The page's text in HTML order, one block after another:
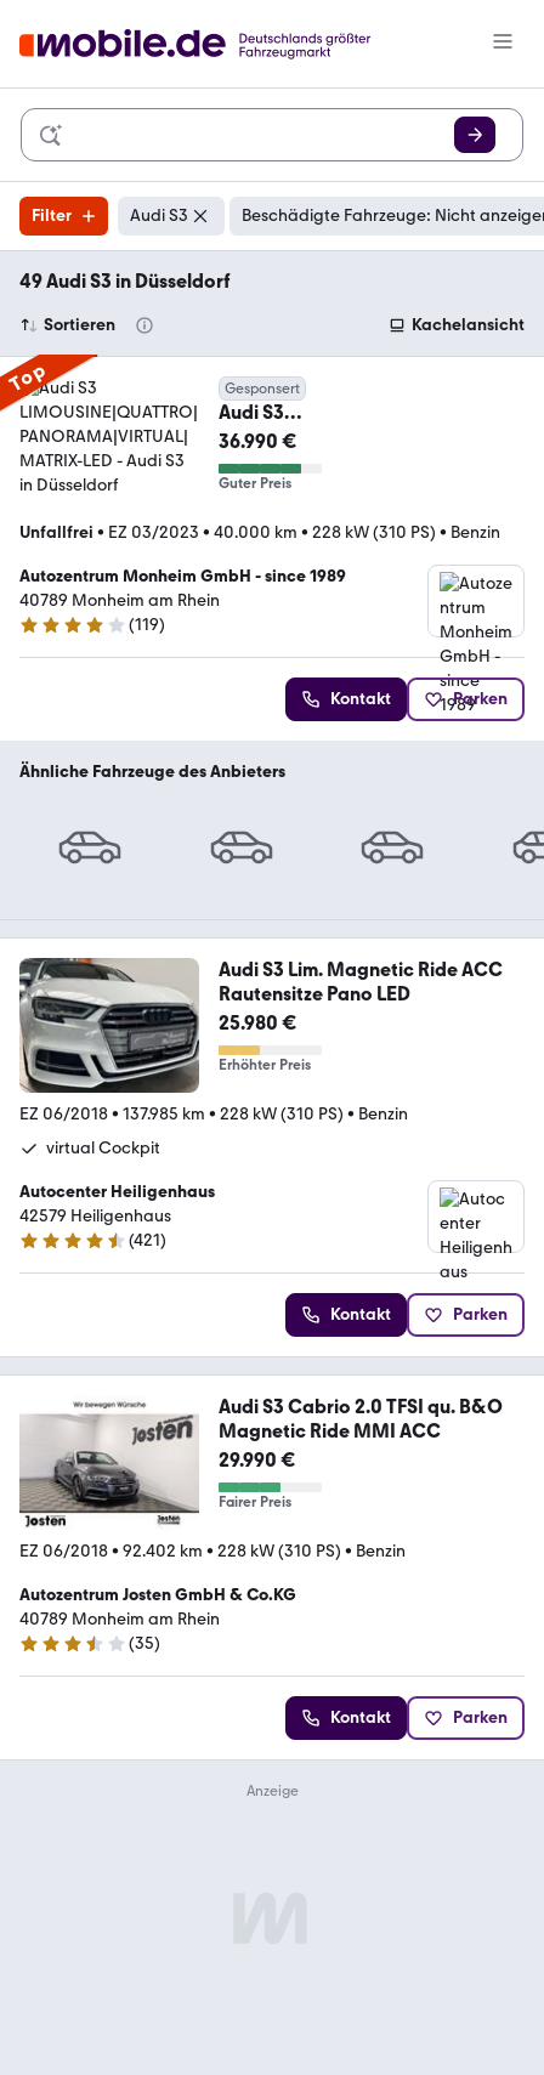
Filter Audi S3 Beschädigte Fahrzeuge: Nicht
49 Audi S3 in Düsseldorf
Sortieren Kachelansicht
Top Gesponsert
Audi S3
LIMOUSINE|QUATTRO|PANORAM
A|VIRTUAL|MATRIX-LED
36.990 €
Guter Preis
Unfallfrei • EZ 03/2023 • 40.000 km • 228 kW (310 PS) • Benzin
Autozentrum Monheim GmbH - since 1989
40789 Monheim am Rhein
4 Sterne
(119)
Kontakt Parken
Ähnliche Fahrzeuge des Anbieters
Audi S3 Lim. Magnetic Ride ACC
Rautensitze Pano LED
25.980 €
Erhöhter Preis
EZ 06/2018• 137.985 km • 228 kW (310 PS) • Benzin
virtual Cockpit
Autocenter Heiligenhaus
42579 Heiligenhaus
4.5 Sterne
(421)
Kontakt Parken
Audi S3 Cabrio 2.0 TFSI qu. B&O
Magnetic Ride MMI ACC
29.990 €
Fairer Preis
EZ 06/2018• 92.402 km • 228 kW (310 PS) • Benzin
Autozentrum Josten GmbH & Co.KG
40789 Monheim am Rhein
3.7 Sterne
(35)
Kontakt Parken